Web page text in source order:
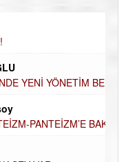
BELİRLENDİ…
BAKIŞ